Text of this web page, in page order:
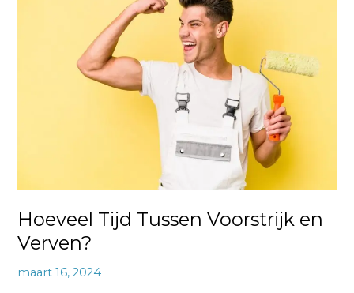
Hoeveel Tijd Tussen Voorstrijk en
Verven?
maart 16, 2024